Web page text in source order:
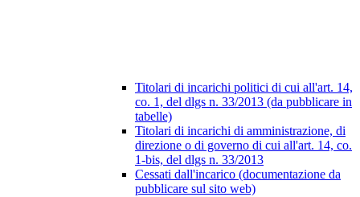
Titolari di incarichi politici di cui all'art. 14,
co. 1, del dlgs n. 33/2013 (da pubblicare in
tabelle)
Titolari di incarichi di amministrazione, di
direzione o di governo di cui all'art. 14, co.
1-bis, del dlgs n. 33/2013
Cessati dall'incarico (documentazione da
pubblicare sul sito web)